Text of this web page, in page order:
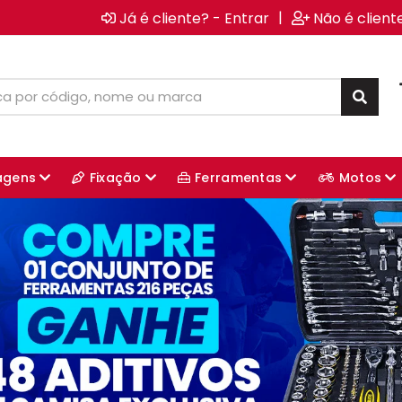
Já é cliente? - Entrar | Não é
Fixação Ferramentas Motos